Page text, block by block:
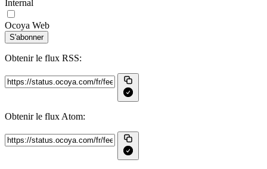
Internal
Ocoya Web
S'abonner
Obtenir le flux RSS:
Obtenir le flux Atom: